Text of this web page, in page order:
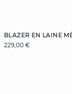
BLAZER EN LAINE
229,00 €